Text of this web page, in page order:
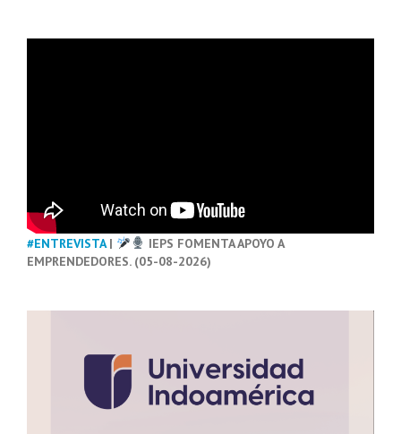
#ENTREVISTA|
IEPS FOMENTA APOYO A
EMPRENDEDORES. (05-08-2026)